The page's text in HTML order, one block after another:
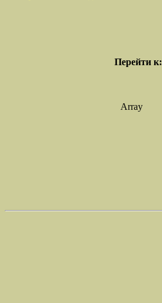
Перейти к:
Array